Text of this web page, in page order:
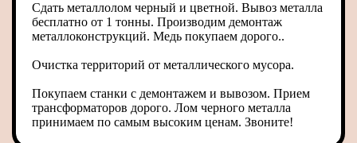
Сдать металлолом черный и цветной. Вывоз металла
бесплатно от 1 тонны. Производим демонтаж
металлоконструкций. Медь покупаем дорого..
Очистка территорий от металлического мусора.
Покупаем станки с демонтажем и вывозом. Прием
трансформаторов дорого. Лом черного металла
принимаем по самым высоким ценам. Звоните!